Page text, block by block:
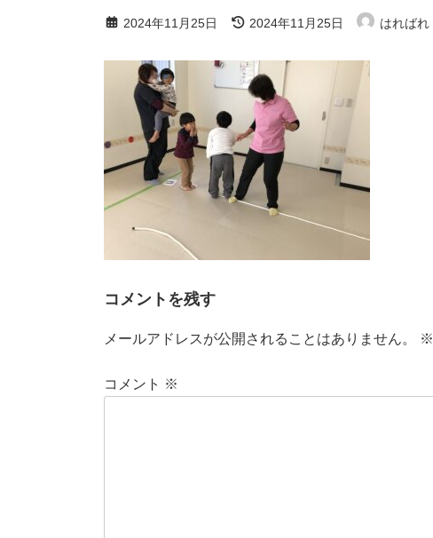
2024年11月25日
最
終
新
日
時
2024年11月25日 はればれ
コメントを残す
メールアドレスが公開されることはありません。 ※
コメント ※